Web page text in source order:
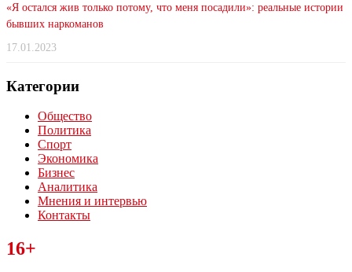
«Я остался жив только потому, что меня посадили»: реальные истории
бывших наркоманов
17.01.2023
Категории
Общество
Политика
Спорт
Экономика
Бизнес
Аналитика
Мнения и интервью
Контакты
Читайте последние новости дня в Тульской области на сайте
“ЗаНовомосковск”
16+